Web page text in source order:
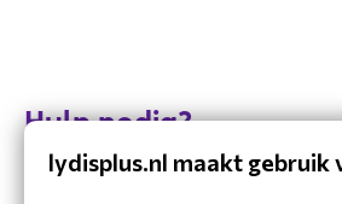
Hulp nodig?
Vandaag zijn we bereikbaar van 8:30
lydisplus.nl maakt gebruik